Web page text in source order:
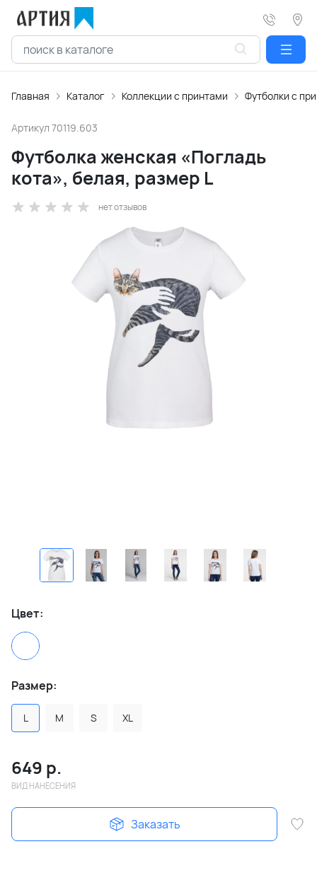
Главная Каталог Коллекции с принтами Футболки с
Артикул 70119.603
Футболка женская «Погладь
кота», белая, размер L
нет отзывов
Цвет:
Размер:
L M S XL
649 р.
ВИД НАНЕСЕНИЯ
Заказать